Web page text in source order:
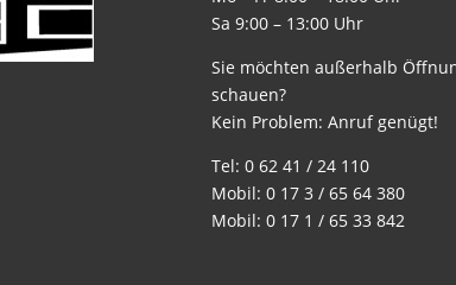
Sa 9:00 – 13:00 Uhr
Sie möchten außerhalb
schauen?
Kein Problem: Anruf genügt!
Tel: 0 62 41 / 24 110
Mobil: 0 17 3 / 65 64 380
Mobil: 0 17 1 / 65 33 842